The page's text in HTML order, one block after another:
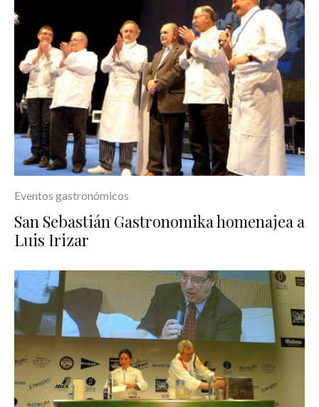
Eventos gastronómicos
San Sebastián Gastronomika homenajea a
Luis Irizar